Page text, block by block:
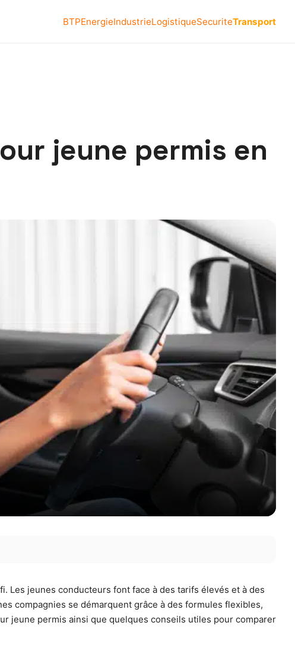
BTPEnergieIndustrieLogistiqueSecuriteTransport
jeune permis en
Les jeunes conducteurs font face à des tarifs élevés et à des
compagnies se démarquent grâce à des formules flexibles,
jeune permis ainsi que quelques conseils utiles pour comparer